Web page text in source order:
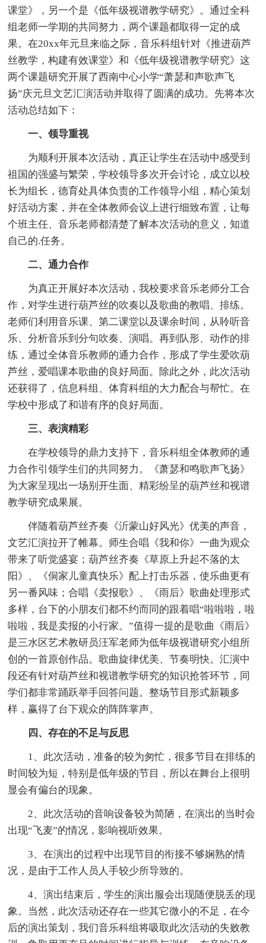
课堂》，另一个是《低年级视谱教学研究》。通过全科
组老师一学期的共同努力，两个课题都取得一定的成
果。在20xx年元旦来临之际，音乐科组针对《推进葫芦
丝教学，构建有效课堂》和《低年级视谱教学研究》这
两个课题研究开展了西南中心小学“萧瑟和声歌声飞
扬”庆元旦文艺汇演活动并取得了圆满的成功。先将本次
活动总结如下：
一、领导重视
为顺利开展本次活动，真正让学生在活动中感受到
祖国的强盛与繁荣，学校领导多次开会讨论，成立以校
长为组长，德育处具体负责的工作领导小组，精心策划
好活动方案，并在全体教师会议上进行细致布置，让每
个班主任、音乐老师都清楚了解本次活动的意义，知道
自己的.任务。
二、通力合作
为真正开展好本次活动，我校要求音乐老师分工合
作，对学生进行葫芦丝的吹奏以及歌曲的教唱、排练。
老师们利用音乐课、第二课堂以及课余时间，从聆听音
乐、分析音乐到分句吹奏、演唱。再到队形、动作的排
练，通过全体音乐教师的通力合作，形成了学生爱吹葫
芦丝，爱唱课本歌曲的良好局面。除此之外，此次活动
还获得了，信息科组、体育科组的大力配合与帮忙。在
学校中形成了和谐有序的良好局面。
三、表演精彩
在学校领导的鼎力支持下，音乐科组全体教师的通
力合作引领学生们的共同努力。《萧瑟和鸣歌声飞扬》
为大家呈现出一场别开生面、精彩纷呈的葫芦丝和视谱
教学研究成果展。
伴随着葫芦丝齐奏《沂蒙山好风光》优美的声音，
文艺汇演拉开了帷幕。师生合唱《我和你》一曲为观众
带来了听觉盛宴；葫芦丝齐奏《草原上升起不落的太
阳》、《侗家儿童真快乐》配上打击乐器，使乐曲更有
另一番风味；合唱《卖报歌》、《雨后》歌曲处理形式
多样，台下的小朋友们都不约而同的跟着唱“啦啦啦，啦
啦啦，我是卖报的小行家。”值得一提的是歌曲《雨后》
是三水区艺术教研员汪军老师为低年级视谱研究小组所
创的一首原创作品。歌曲旋律优美、节奏明快。汇演中
段还有针对葫芦丝和视谱教学研究的知识抢答环节，同
学们都非常踊跃举手回答问题。整场节目形式新颖多
样，赢得了台下观众的阵阵掌声。
四、存在的不足与反思
1、此次活动，准备的较为匆忙，很多节目在排练的
时间较为短，特别是低年级的节目，所以在舞台上很明
显会有偏台的现象。
2、此次活动的音响设备较为简陋，在演出的当时会
出现“飞麦”的情况，影响视听效果。
3、在演出的过程中出现节目的衔接不够娴熟的情
况，是由于工作人员人手较少所导致的。
4、演出结束后，学生的演出服会出现随便脱丢的现
象。当然，此次活动还存在一些其它微小的不足，在今
后的演出策划，我们音乐科组将吸取此次活动的失败教